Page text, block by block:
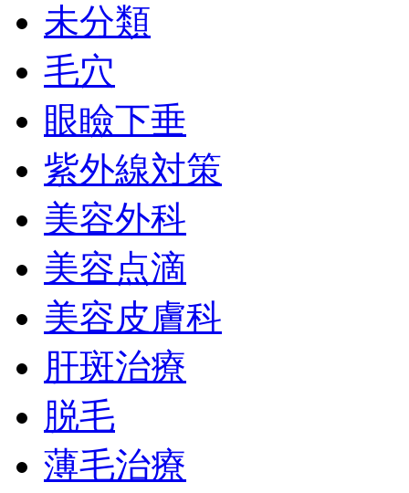
未分類
毛穴
眼瞼下垂
紫外線対策
美容外科
美容点滴
美容皮膚科
肝斑治療
脱毛
薄毛治療